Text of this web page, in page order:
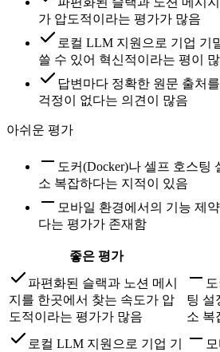
가 압도적이라는 평가가 많음
로컬 LLM 지원으로 기업 기
쓸 수 있어 혁신적이라는 평이
답변마다 정확한 원문 출처
걱정이 없다는 의견이 많음
아쉬운 평가
도커(Docker)나 셀프 호스팅
소 복잡하다는 지적이 있음
모바일 환경에서의 기능 제
다는 평가가 존재함
좋은 평가
파편화된 슬랙과 노션 메시
지를 한곳에서 찾는 속도가 압
도적이라는 평가가 많음
팅 설
소 복
로컬 LLM 지원으로 기업 기